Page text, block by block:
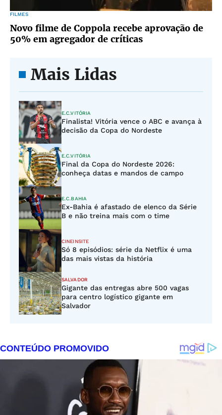
FILMES
Novo filme de Coppola recebe aprovação de
50% em agregador de críticas
Mais Lidas
E.C.VITÓRIA
Finalista! Vitória vence o ABC e avança à
decisão da Copa do Nordeste
E.C.VITÓRIA
Final da Copa do Nordeste 2026:
conheça datas e mandos de campo
E.C.BAHIA
Ex-Bahia é afastado de elenco da Série
B e não treina mais com o time
CINEINSITE
Só 8 episódios: série da Netflix é uma
das mais vistas da história
SALVADOR
Gigante das entregas abre 500 vagas
para centro logístico gigante em
Salvador